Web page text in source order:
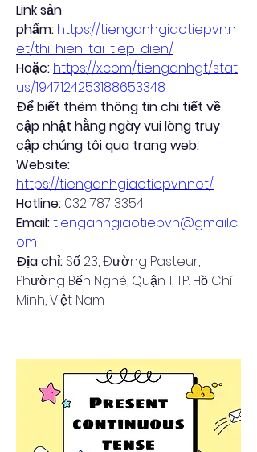
Link sản
phẩm: https://tienganhgiaotiepvn.n
et/thi-hien-tai-tiep-dien/
Hoặc: https://x.com/tienganhgt/stat
us/1947124253188653348
Để biết thêm thông tin chi tiết về
cập nhật hằng ngày vui lòng truy
cập chúng tôi qua trang web:
https://tienganhgiaotiepvn.net/
Hotline: 032 787 3354
Email:tienganhgiaotiepvn@gmail.c
om
Địa chỉ: Số 23, Đường Pasteur,
Phường Bến Nghé, Quận 1, TP. Hồ Chí
Minh, Việt Nam